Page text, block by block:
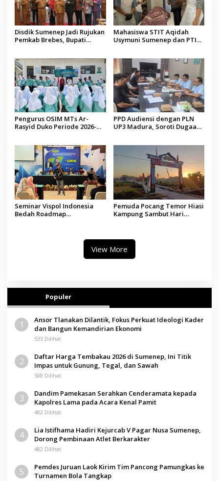
Disdik Sumenep Jadi Rujukan
Pemkab Brebes, Bupati
Mahasiswa STIT Aqidah
Usymuni Sumenep dan PTIQ
Pengurus OSIM MTs Ar-
Rasyid Duko Periode 2026-
PPD Audiensi dengan PLN
UP3 Madura, Soroti Dugaan
Seminar Vispol Indonesia
Bedah Roadmap
Pemuda Pocang Temor Hiasi
Kampung Sambut Hari
View More
Populer
1
Ansor Tlanakan Dilantik, Fokus Perkuat Ideologi Kader
dan Bangun Kemandirian Ekonomi
533 Dilihat
2
Daftar Harga Tembakau 2026 di Sumenep, Ini Titik
Impas untuk Gunung, Tegal, dan Sawah
508 Dilihat
3
Dandim Pamekasan Serahkan Cenderamata kepada
Kapolres Lama pada Acara Kenal Pamit
482 Dilihat
4
Lia Istifhama Hadiri Kejurcab V Pagar Nusa Sumenep,
Dorong Pembinaan Atlet Berkarakter
482 Dilihat
5
Pemdes Juruan Laok Kirim Tim Pancong Pamungkas ke
Turnamen Bola Tangkap